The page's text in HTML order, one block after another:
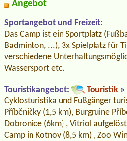
Angebot
Sportangebot und Freizeit:
Das Camp ist ein Sportplatz
Badminton, ...), 3x Spielplatz für
verschiedene
Wassersport etc.
Touristikangebot: Touristik »
Cyklosturistika und Fußgänger
Příběničky (1,5 km), Burgruine
Dobronice (6km) , Vitriol
Camp in Kotnov (8,5 km) , Zoo